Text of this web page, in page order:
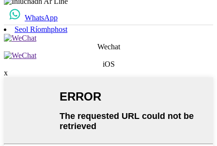
WhatsApp
Seol Ríomhphost
Wechat
iOS
x